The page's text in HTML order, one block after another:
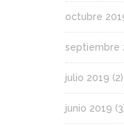
octubre
septiembre
julio 2019 (2)
junio 2019